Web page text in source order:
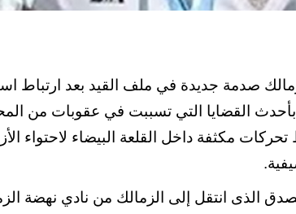
صدمة جديدة في ملف القيد بعد ارتباط
القضايا التي تسببت في عقوبات من
تحركات مكثفة داخل القلعة البيضاء لاحتواء
الذى انتقل إلى الزمالك من نادي نهضة